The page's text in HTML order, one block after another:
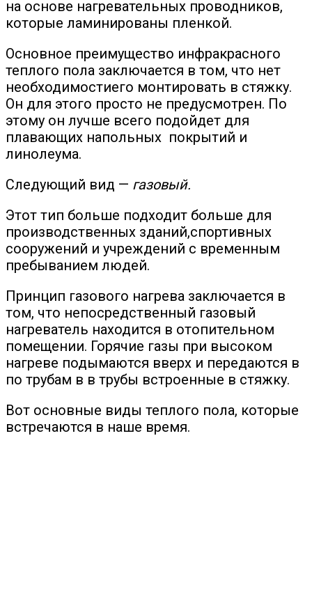
на основе нагревательных проводников,
которые ламинированы пленкой.
Основное преимущество инфракрасного
теплого пола заключается в том, что нет
необходимостиего монтировать в стяжку.
Он для этого просто не предусмотрен. По
этому он лучше всего подойдет для
плавающих напольных покрытий и
линолеума.
Следующий вид — газовый.
Этот тип больше подходит больше для
производственных зданий,спортивных
сооружений и учреждений с временным
пребыванием людей.
Принцип газового нагрева заключается в
том, что непосредственный газовый
нагреватель находится в отопительном
помещении. Горячие газы при высоком
нагреве подымаются вверх и передаются в
по трубам в в трубы встроенные в стяжку.
Вот основные виды теплого пола, которые
встречаются в наше время.